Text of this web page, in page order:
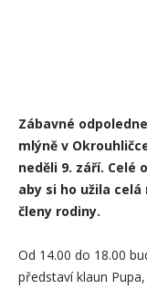
Zábavné
mlýně v
neděli 9. září. Celé
aby si ho užila
členy rodiny.
Od 14.00 do 18.00
představí klaun